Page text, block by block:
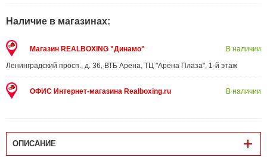
Наличие в магазинах:
Магазин REALBOXING "Динамо"
Ленинградский просп., д. 36, ВТБ Арена, ТЦ "Арена Плаза", 1-й этаж
В наличии
ОФИС Интернет-магазина Realboxing.ru В наличии
ОПИСАНИЕ